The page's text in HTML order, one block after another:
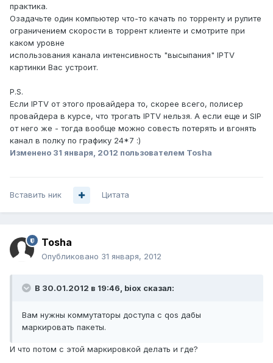
практика.
Озадачьте один компьютер что-то качать по торренту и рулите
ограничением скорости в торрент клиенте и смотрите при
каком уровне
использования канала интенсивность "высыпания" IPTV
картинки Вас устроит.
P.S.
Если IPTV от этого провайдера то, скорее всего, полисер
провайдера в курсе, что трогать IPTV нельзя. А если еще и SIP
от него же - тогда вообще можно совесть потерять и вгонять
канал в полку по графику 24*7 :)
Изменено 31 января, 2012 пользователем Tosha
Вставить ник Цитата
Tosha
Опубликовано 31 января, 2012
В 30.01.2012 в 19:46, biox сказал:
Вам нужны коммутаторы доступа с qos дабы
маркировать пакеты.
И что потом с этой маркировкой делать и где?